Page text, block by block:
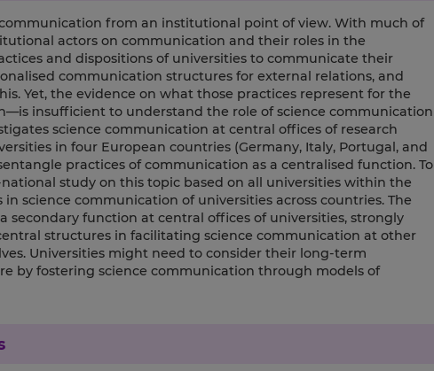
from an institutional point of view. With much of
actors on communication and their roles in the
and dispositions of universities to communicate their
communication structures for external relations, and
Yet, the evidence on what those practices represent for the
insufficient to understand the role of science communication
science communication at central offices of research
in four European countries (Germany, Italy, Portugal, and
practices of communication as a centralised function. To
study on this topic based on all universities within the
science communication of universities across countries. The
secondary function at central offices of universities, strongly
structures in facilitating science communication at other
Universities might need to consider their long-term
by fostering science communication through models of